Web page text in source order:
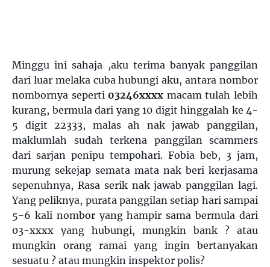
Minggu ini sahaja ,aku terima banyak panggilan
dari luar melaka cuba hubungi aku, antara nombor
nombornya seperti 03246xxxx macam tulah lebih
kurang, bermula dari yang 10 digit hinggalah ke 4-
5 digit 22333, malas ah nak jawab panggilan,
maklumlah sudah terkena panggilan scammers
dari sarjan penipu tempohari. Fobia beb, 3 jam,
murung sekejap semata mata nak beri kerjasama
sepenuhnya, Rasa serik nak jawab panggilan lagi.
Yang peliknya, purata panggilan setiap hari sampai
5-6 kali nombor yang hampir sama bermula dari
03-xxxx yang hubungi, mungkin bank ? atau
mungkin orang ramai yang ingin bertanyakan
sesuatu ? atau mungkin inspektor polis?